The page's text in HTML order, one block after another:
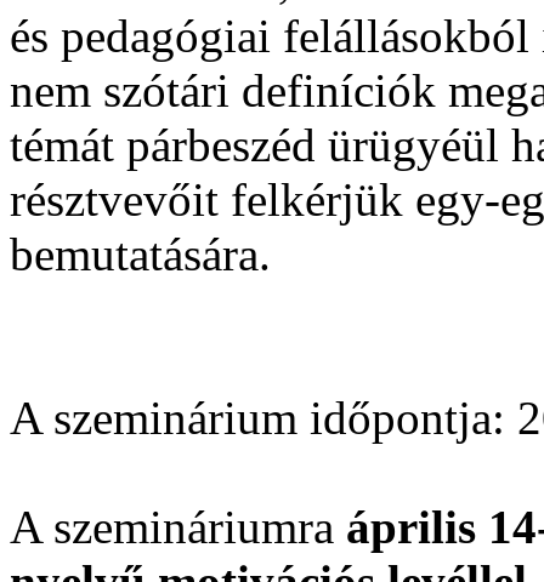
és pedagógiai
nem szótári definíciók
témát párbeszéd ürügyéül
résztvevőit felkérjük egy-
bemutatására.
A szeminárium időpontja:
A szemináriumra április